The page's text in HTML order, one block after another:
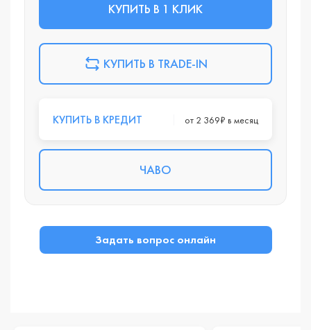
КУПИТЬ В 1 КЛИК
КУПИТЬ В TRADE-IN
КУПИТЬ В КРЕДИТ от 2 369₽ в месяц
ЧАВО
Задать вопрос онлайн